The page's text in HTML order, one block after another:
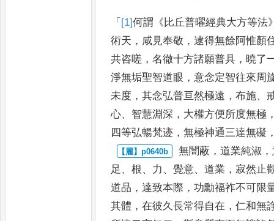
「 [1]何謂 《比丘普曜經典大方等法
術天 ， 咸見奉敬 ，逮得無餘阿惟顏
共咨嗟 ，名徹十方諸願普具 ， 曉了
淨無垢聖智道眼 ，意念定智往來周
未度 ，其念弘普亘然極遠 ，布施、
心、 智慧淵深 ， 大權方便所度無極
四等弘暢梵迹 ，無極神通三達無礙
無闇蔽 ，道業純淑 ，
足 、根、 力 、覺意、道業 ， 寂然止
道品 ，達致本際 ，功勳福祚不可限
其體 ，在彼久長常得自在 ，仁和無